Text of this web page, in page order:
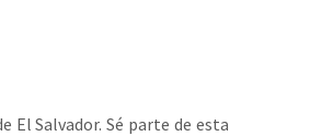
El Salvador. Sé parte de esta